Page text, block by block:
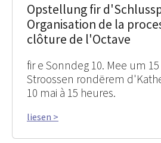
Opstellung fir
Organisation de la
clôture de l'Octave
fir e Sonndeg 10. Mee um
Stroossen rondërem
10 mai à 15 heures.
liesen >